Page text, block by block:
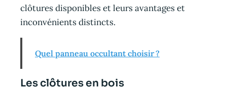
GE 2200 est un choix
recherchent un outil
Équipement : Moteur
kW (3 HP) Embrayage
centrifuge Pompe a
clôtures disponibles et leurs avantages et
inconvénients distincts.
Quel panneau occultant choisir ?
Les clôtures en bois